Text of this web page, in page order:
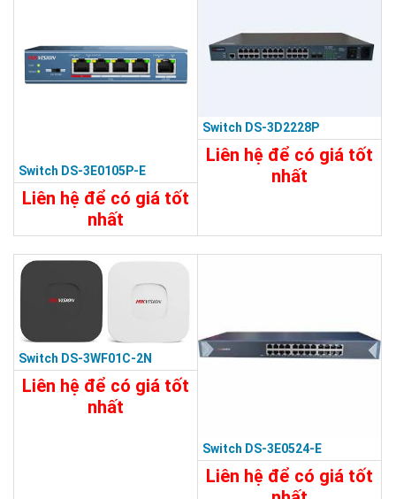
Switch DS-3E0105P-E
Liên hệ để có giá tốt
nhất
2.110.000đ
Switch DS-3D2228P
Liên hệ để có giá tốt
nhất
Switch DS-3WF01C-2N
Liên hệ để có giá tốt
nhất
Switch DS-3E0524-E
Liên hệ để có giá tốt